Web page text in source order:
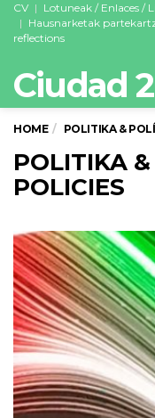
CV
Lotuneak / Enlaces /
Hausnarketak
reflections
Ciudad
HOME POLITIKA &
POLITIKA
POLICIES